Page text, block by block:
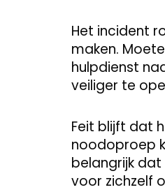
Het incident
maken.
hulpdienst
veiliger te
Feit blijft dat
noodoproep
belangrijk dat
voor zichzelf